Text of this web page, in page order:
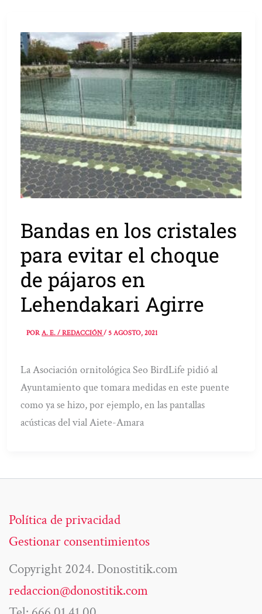
Bandas en los cristales
para evitar el choque
de pájaros en
Lehendakari Agirre
PORA. E. / REDACCIÓN/5 AGOSTO, 2021
La Asociación ornitológica Seo BirdLife pidió al
Ayuntamiento que tomara medidas en este puente
como ya se hizo, por ejemplo, en las pantallas
acústicas del vial Aiete-Amara
Política de privacidad
Gestionar consentimientos
Copyright 2024. Donostitik.com
redaccion@donostitik.com